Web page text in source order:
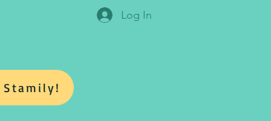
Log In
Stamily!